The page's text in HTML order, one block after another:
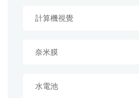
計算機視覺
奈米膜
水電池